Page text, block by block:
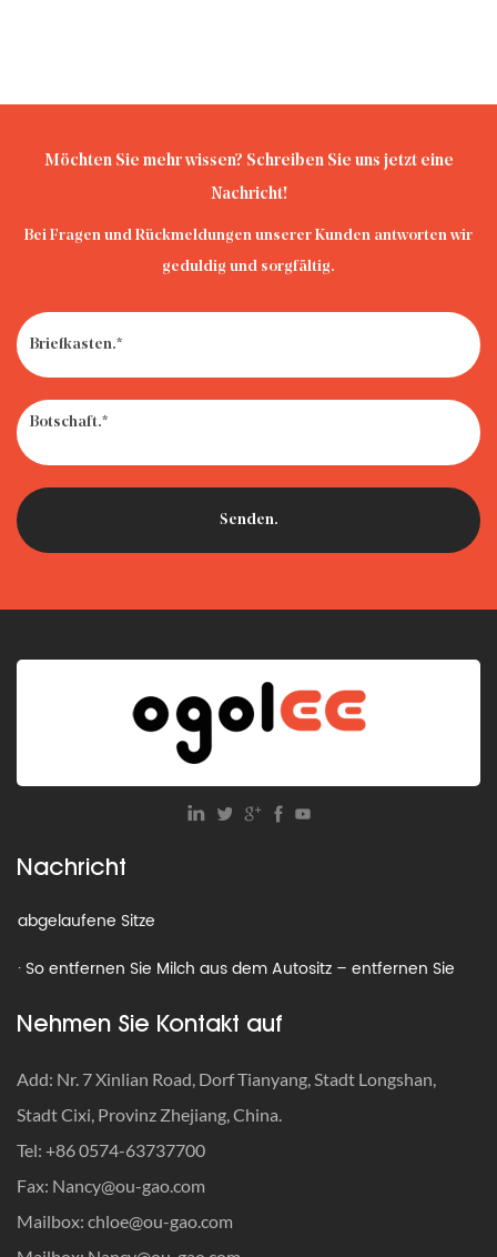
Möchten Sie mehr wissen? Schreiben Sie uns jetzt eine
Nachricht!
Bei Fragen und Rückmeldungen unserer Kunden antworten wir
geduldig und sorgfältig.
Nachricht
· So werden Sie alte Autositze los: Recyceln, spenden oder
wegwerfen?
abgelaufene Sitze
· So entfernen Sie Milch aus dem Autositz – entfernen Sie
· So reisen Sie mit einem Autositz: Der ultimative Leitfaden,
bei dem Sicherheit an erster Stelle steht
wegwerfen?
· Was ist die Gewichtsbeschränkung für einen Kindersitz?
Nehmen Sie Kontakt auf
Add: Nr. 7 Xinlian Road, Dorf Tianyang, Stadt Longshan,
Stadt Cixi, Provinz Zhejiang, China.
Tel: +86 0574-63737700
Fax: Nancy@ou-gao.com
Mailbox: chloe@ou-gao.com